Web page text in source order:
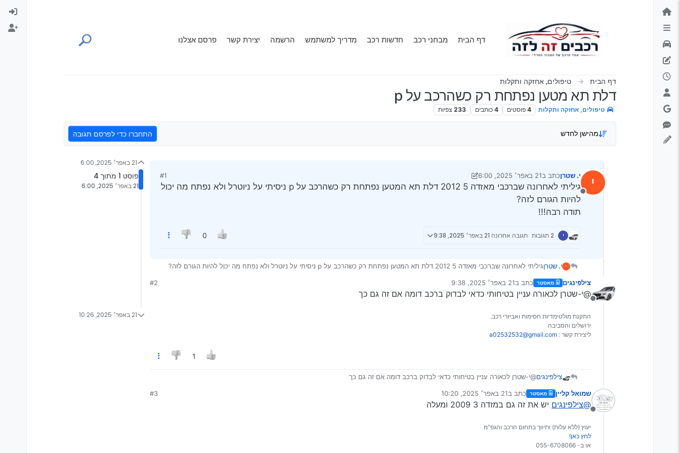
דילוג לתוכן
דף הבית מבחני רכב חדשות רכב מדריך למשתמש הרשמה יצירת קשר פרסם אצלנו
דף הבית טיפולים, אחזקה ותקלות
דלת תא מטען נפתחת רק כשהרכב על p
טיפולים, אחזקה ותקלות 4 פוסטים 4 כותבים 233 צפיות
מהישן לחדש התחברו כדי לפרסם תגובה
י
מנותק
י. שטרןכתב ב21 באפר׳ 2025, 6:00
נערך לאחרונה על ידי י. שטרן
#1
גיליתי לאחרונה שברכבי מאזדה 5 2012 דלת תא המטען נפתחת רק כשהרכב על p ניסיתי על ניוטרל ולא נפתח מה יכול
להיות הגורם לזה?
תודה רבה!!!
י 2 תגובות תגובה אחרונה 21 באפר׳ 2025, 9:38 0
י י. שטרןגיליתי לאחרונה שברכבי מאזדה 5 2012 דלת תא המטען נפתחת רק כשהרכב על p ניסיתי על ניוטרל ולא נפתח מה יכול להיות הגורם לזה?
מנותק
צילפינגים מאסטר כתב ב21 באפר׳ 2025, 9:38
נערך לאחרונה על ידי
#2
@י-שטרן לכאורה עניין בטיחותי כדאי לבדוק ברכב דומה אם זה גם כך
התקנת מולטימדיות חסימות ואביזרי רכב.
ירושלים והסביבה
ליצירת קשר : a02532532@gmail.com
1
צילפינגים@י-שטרן לכאורה עניין בטיחותי כדאי לבדוק ברכב דומה אם זה גם כך
מנותק
שמואל קליין מאסטר כתב ב21 באפר׳ 2025, 10:20
נערך לאחרונה על ידי
#3
@צילפינגים יש את זה גם במזדה 3 2009 ומעלה
יעוץ (ללא עלות) ותיווך בתחום הרכב והגפ"מ
לחץ כאן!
או ב- 055-6708066
21 באפר׳ 2025, 6:00
פוסט 1 מתוך 4
21 באפר׳ 2025, 6:00
21 באפר׳ 2025, 10:26